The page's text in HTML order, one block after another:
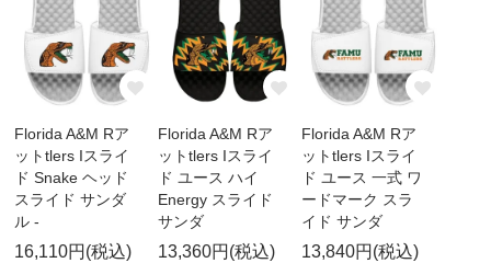
Florida A&M Rア
ットtlers Iスライ
ド Snake ヘッド
スライド サンダ
ル -
16,110円(税込)
Florida A&M Rア
ットtlers Iスライ
ド ユース ハイ
Energy スライド
サンダ
13,360円(税込)
Florida A&M Rア
ットtlers Iスライ
ド ユース 一式 ワ
ードマーク スラ
イド サンダ
13,840円(税込)